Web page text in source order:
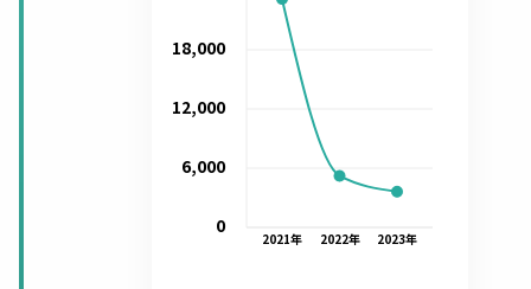
2021年 2022年 2023年
0
6,000
12,000
18,000